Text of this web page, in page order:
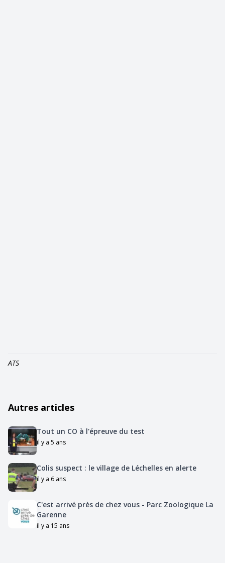
ATS
Autres articles
Tout un CO à l'épreuve du test
il y a 5 ans
Colis suspect : le village de Léchelles en alerte
il y a 6 ans
C'est arrivé près de chez vous - Parc Zoologique La
Garenne
il y a 15 ans